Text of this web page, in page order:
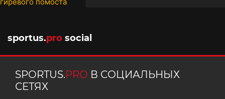
sportus.pro social
SPORTUS.PRO В СОЦИАЛЬНЫХ
СЕТЯХ